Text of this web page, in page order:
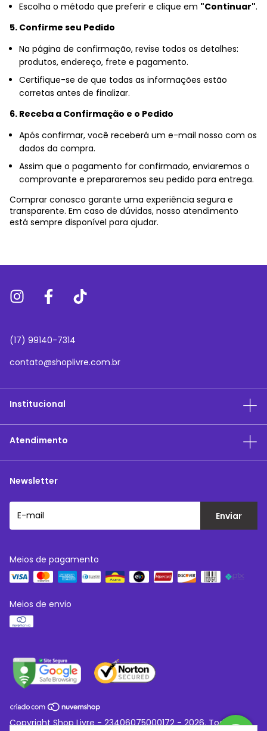
Escolha o método que preferir e clique em "Continuar".
5. Confirme seu Pedido
Na página de confirmação, revise todos os detalhes:
produtos, endereço, frete e pagamento.
Certifique-se de que todas as informações estão
corretas antes de finalizar.
6. Receba a Confirmação e o Pedido
Após confirmar, você receberá um e-mail nosso com os
dados da compra.
Assim que o pagamento for confirmado, enviaremos o
comprovante e prepararemos seu pedido para entrega.
Comprar conosco garante uma experiência segura e
transparente. Em caso de dúvidas, nosso atendimento
está sempre disponível para ajudar.
(17) 99140-7314
contato@shoplivre.com.br
Institucional
Atendimento
Newsletter
Meios de pagamento
Meios de envio
Copyright Shop Livre - 23406075000172 - 2026. Todos os